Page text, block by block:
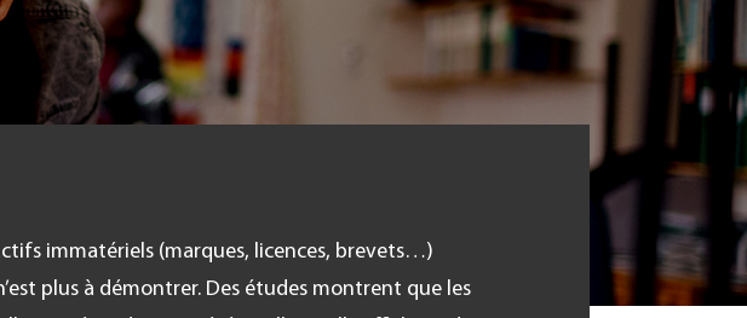
immatériels (marques, licences, brevets…)
plus à démontrer. Des études montrent que les